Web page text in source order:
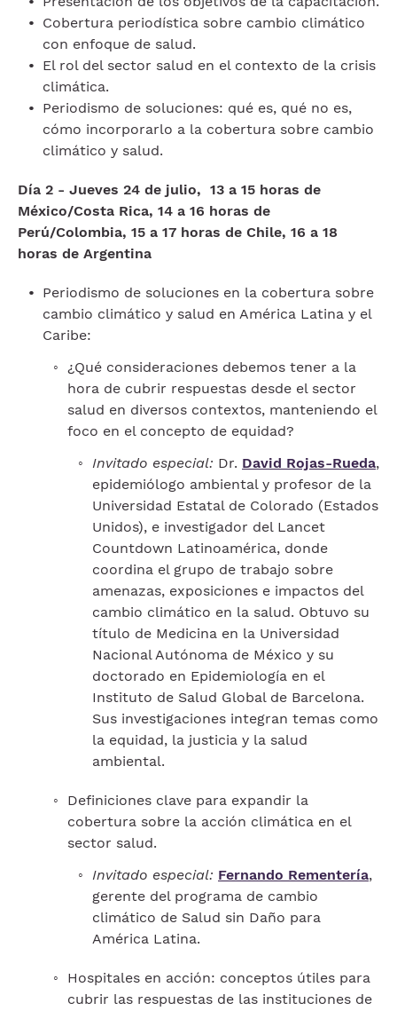
Cobertura periodística sobre cambio climático
con enfoque de salud.
El rol del sector salud en el contexto de la crisis
climática.
Periodismo de soluciones: qué es, qué no es,
cómo incorporarlo a la cobertura sobre cambio
climático y salud.
Día 2 - Jueves 24 de julio, 13 a 15 horas de
México/Costa Rica, 14 a 16 horas de
Perú/Colombia, 15 a 17 horas de Chile, 16 a 18
horas de Argentina
Periodismo de soluciones en la cobertura sobre
cambio climático y salud en América Latina y el
Caribe:
¿Qué consideraciones debemos tener a la
hora de cubrir respuestas desde el sector
salud en diversos contextos, manteniendo el
foco en el concepto de equidad?
Invitado especial: Dr. David Rojas-Rueda,
epidemiólogo ambiental y profesor de la
Universidad Estatal de Colorado (Estados
Unidos), e investigador del Lancet
Countdown Latinoamérica, donde
coordina el grupo de trabajo sobre
amenazas, exposiciones e impactos del
cambio climático en la salud. Obtuvo su
título de Medicina en la Universidad
Nacional Autónoma de México y su
doctorado en Epidemiología en el
Instituto de Salud Global de Barcelona.
Sus investigaciones integran temas como
la equidad, la justicia y la salud
ambiental.
Definiciones clave para expandir la
cobertura sobre la acción climática en el
sector salud.
Invitado especial: Fernando Rementería,
gerente del programa de cambio
climático de Salud sin Daño para
América Latina.
Hospitales en acción: conceptos útiles para
cubrir las respuestas de las instituciones de